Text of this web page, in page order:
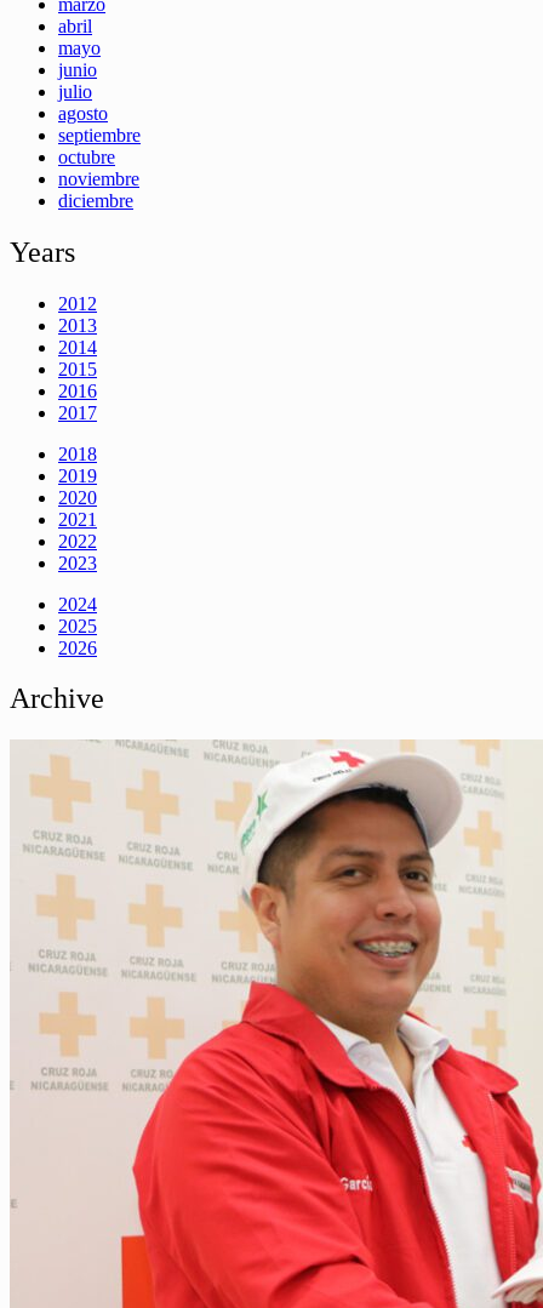
abril
mayo
junio
julio
agosto
septiembre
octubre
noviembre
diciembre
Years
2012
2013
2014
2015
2016
2017
2018
2019
2020
2021
2022
2023
2024
2025
2026
Archive